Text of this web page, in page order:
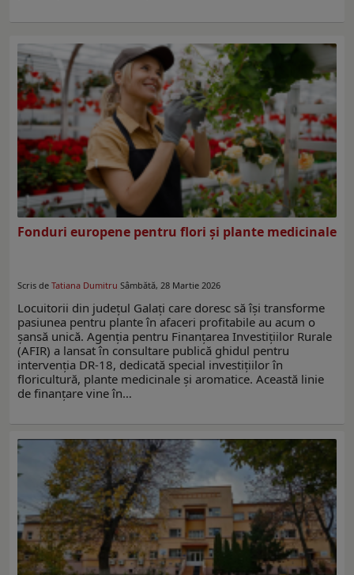
Fonduri europene pentru flori și plante medicinale
Scris de Tatiana Dumitru Sâmbătă, 28 Martie 2026
Locuitorii din județul Galați care doresc să își transforme
pasiunea pentru plante în afaceri profitabile au acum o
șansă unică. Agenția pentru Finanțarea Investițiilor Rurale
(AFIR) a lansat în consultare publică ghidul pentru
intervenția DR-18, dedicată special investițiilor în
floricultură, plante medicinale și aromatice. Această linie
de finanțare vine în…